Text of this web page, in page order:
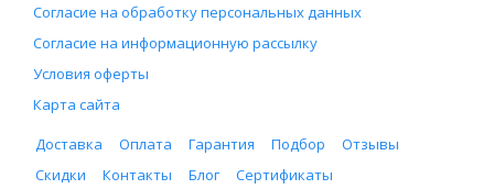
Согласие на обработку персональных данных
Согласие на информационную рассылку
Условия оферты
Карта сайта
Доставка
Оплата Гарантия Подбор
Отзывы
Скидки
Контакты Блог Сертификаты